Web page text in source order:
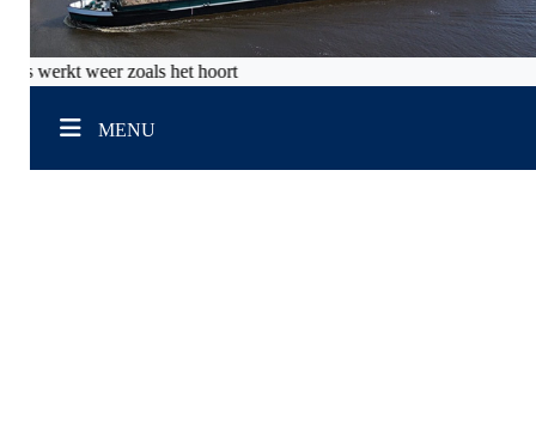
werkt weer zoals het hoort
MENU